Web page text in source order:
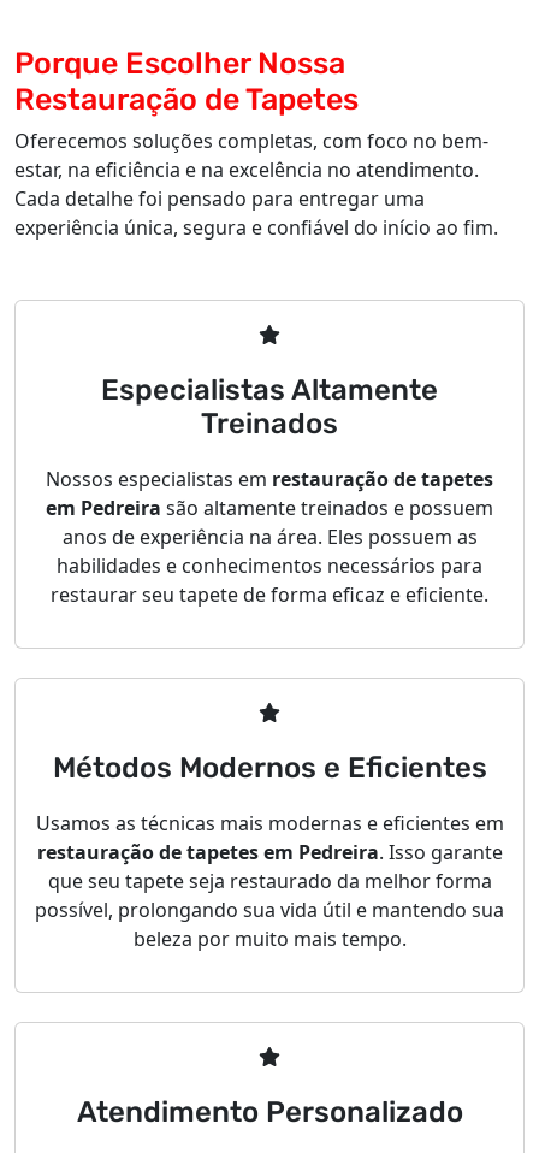
Porque Escolher Nossa
Restauração de Tapetes
Oferecemos soluções completas, com foco no bem-
estar, na eficiência e na excelência no atendimento.
Cada detalhe foi pensado para entregar uma
experiência única, segura e confiável do início ao fim.
Especialistas Altamente
Treinados
Nossos especialistas em restauração de tapetes
em Pedreira são altamente treinados e possuem
anos de experiência na área. Eles possuem as
habilidades e conhecimentos necessários para
restaurar seu tapete de forma eficaz e eficiente.
Métodos Modernos e Eficientes
Usamos as técnicas mais modernas e eficientes em
restauração de tapetes em Pedreira. Isso garante
que seu tapete seja restaurado da melhor forma
possível, prolongando sua vida útil e mantendo sua
beleza por muito mais tempo.
Atendimento Personalizado